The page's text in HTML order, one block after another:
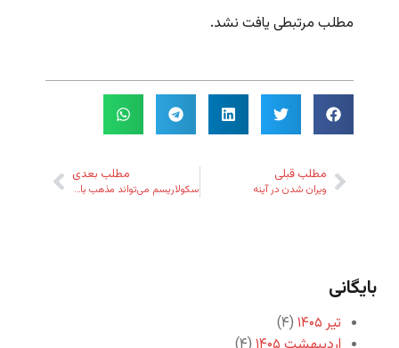
مطلب مرتبطی یافت نشد.
مطلب قبلی
ویران شدن در آینه
مطلب بعدی
سکولاریسم می‌تواند مذهب باشد؟
بایگانی
تیر ۱۴۰۵
(۴)